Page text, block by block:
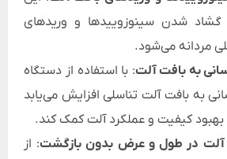
گشاد شدن سینوزوییدها و وریدهای
مردانه می‌شود.
به بافت آلت: با استفاده از دستگاه
به بافت آلت تناسلی افزایش می‌یابد
بهبود کیفیت و عملکرد آلت کمک کند.
آلت در طول و عرض بدون بازگشت: از